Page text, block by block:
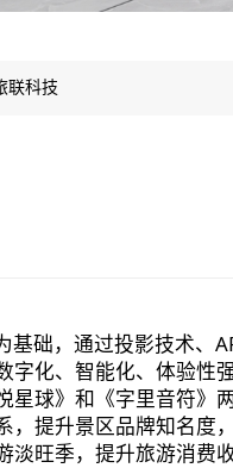
联科技
础，通过投影技术、
字化、智能化、体验性
星球》和《字里音符》
提升景区品牌知名度
旺季，提升旅游消费